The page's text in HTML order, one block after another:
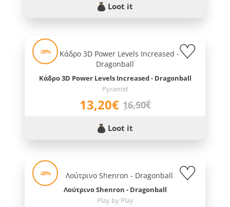
Loot it
-20%
Κάδρο 3D Power Levels Increased - Dragonball
Pyramid
13,20€ 16,50€
Loot it
-20%
Λούτρινο Shenron - Dragonball
Play by Play